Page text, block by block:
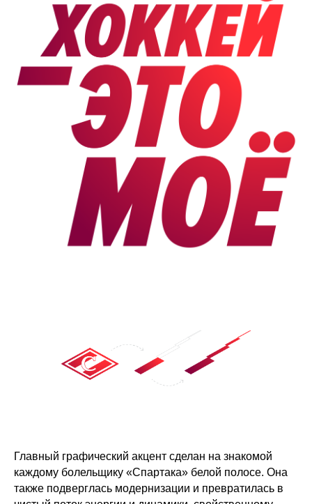
Главный графический акцент сделан на знакомой
каждому болельщику «Спартака» белой полосе. Она
также подверглась модернизации и превратилась в